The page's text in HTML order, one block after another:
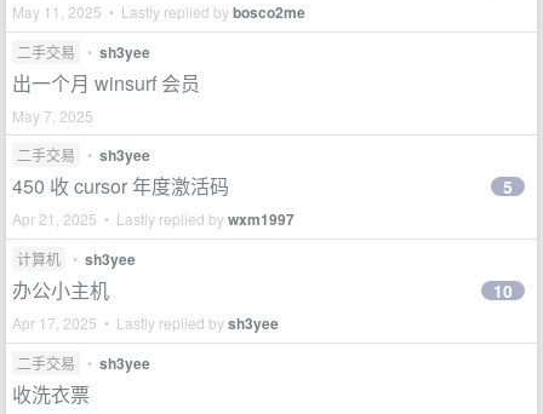
May 11, 2025 • Lastly replied bybosco2me
二手交易 • sh3yee
出一个月 winsurf 会员
May 7, 2025
二手交易
• sh3yee
450 收 cursor 年度激活码
Apr 21, 2025 • Lastly replied bywxm1997
5
计算机 • sh3yee
办公小主机
Apr 17, 2025 • Lastly replied bysh3yee
10
二手交易 • sh3yee
收洗衣票